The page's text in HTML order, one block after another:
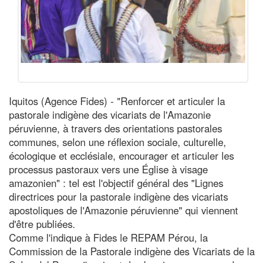
Iquitos (Agence Fides) - "Renforcer et articuler la
pastorale indigène des vicariats de l'Amazonie
péruvienne, à travers des orientations pastorales
communes, selon une réflexion sociale, culturelle,
écologique et ecclésiale, encourager et articuler les
processus pastoraux vers une Église à visage
amazonien" : tel est l'objectif général des "Lignes
directrices pour la pastorale indigène des vicariats
apostoliques de l'Amazonie péruvienne" qui viennent
d'être publiées.
Comme l'indique à Fides le REPAM Pérou, la
Commission de la Pastorale indigène des Vicariats de la